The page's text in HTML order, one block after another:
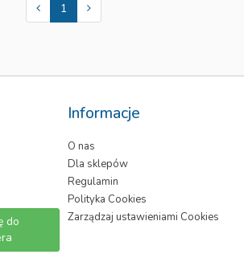
1
do
Informacje
O nas
Dla sklepów
Regulamin
Polityka Cookies
Zarządzaj ustawieniami Cookies